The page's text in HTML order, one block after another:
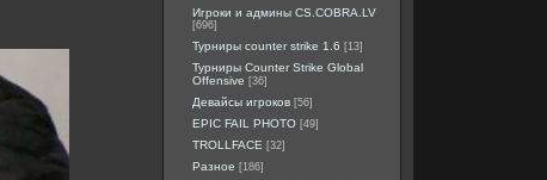
Игроки и админы CS.COBRA.LV
[696]
Турниры counter strike 1.6 [13]
Турниры Counter Strike Global
Offensive [36]
Девайсы игроков [56]
EPIC FAIL PHOTO [49]
TROLLFACE [32]
Разное [186]